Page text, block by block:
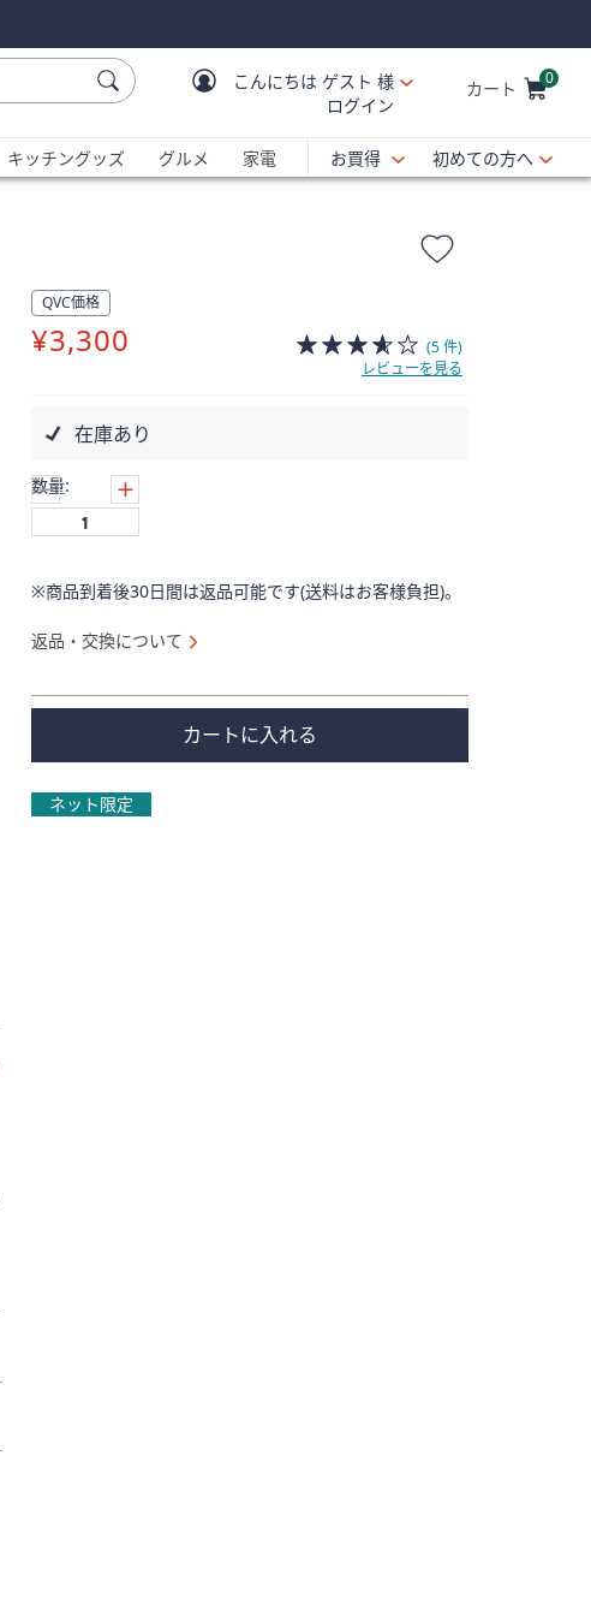
こんにちは ゲスト 様
ログイン
カート 0
キッチングッズ グルメ 家電 お買得 初めての方へ
QVC価格
削
¥3,300
(5 件)
レビューを見る
在庫あり
数量:
※商品到着後30日間は返品可能です(送料はお客様負担)。
返品・交換について
カートに入れる
ネット限定